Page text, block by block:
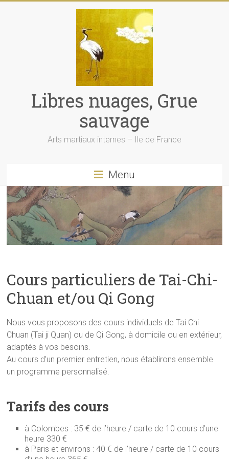
Libres nuages, Grue
sauvage
Arts martiaux internes – Ile de France
Menu
Cours particuliers de Tai-Chi-
Chuan et/ou Qi Gong
Nous vous proposons des cours individuels de Tai Chi
Chuan (Tai ji Quan) ou de Qi Gong, à domicile ou en extérieur,
adaptés à vos besoins.
Au cours d’un premier entretien, nous établirons ensemble
un programme personnalisé.
Tarifs des cours
à Colombes : 35 € de l’heure / carte de 10 cours d’une
heure 330 €
à Paris et environs : 40 € de l’heure / carte de 10 cours